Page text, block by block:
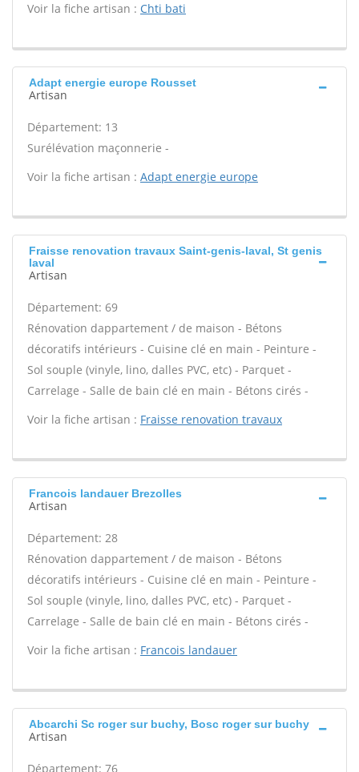
Voir la fiche artisan : Chti bati
Adapt energie europe Rousset
Artisan
Département: 13
Surélévation maçonnerie -
Voir la fiche artisan : Adapt energie europe
Fraisse renovation travaux Saint-genis-laval, St genis
laval
Artisan
Département: 69
Rénovation dappartement / de maison - Bétons
décoratifs intérieurs - Cuisine clé en main - Peinture -
Sol souple (vinyle, lino, dalles PVC, etc) - Parquet -
Carrelage - Salle de bain clé en main - Bétons cirés -
Voir la fiche artisan : Fraisse renovation travaux
Francois landauer Brezolles
Artisan
Département: 28
Rénovation dappartement / de maison - Bétons
décoratifs intérieurs - Cuisine clé en main - Peinture -
Sol souple (vinyle, lino, dalles PVC, etc) - Parquet -
Carrelage - Salle de bain clé en main - Bétons cirés -
Voir la fiche artisan : Francois landauer
Abcarchi Sc roger sur buchy, Bosc roger sur buchy
Artisan
Département: 76